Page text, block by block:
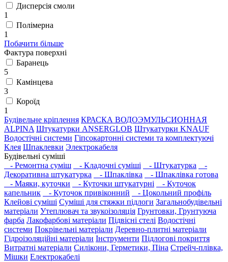
Дисперсія смоли
1
Полімерна
1
Побачити більше
Фактура поверхні
Баранець
5
Камінцева
3
Короїд
1
Будівельне кріплення КРАСКА ВОДОЭМУЛЬСИОННАЯ
ALPINA Штукатурки ANSERGLOB Штукатурки KNAUF
Водостічні системи Гіпсокартонні системи та комплектуючі
Клея Шпаклевки Электрокабеля
Будівельні суміші
- Ремонтна суміш
- Кладочні суміші - Штукатурка
-
Декоративна штукатурка
- Шпаклівка
- Шпаклівка готова
- Маяки, куточки
- Куточки штукатурні
- Куточок
капельник
- Куточок привіконний
- Цокольний профіль
Клейові суміші Суміші для стяжки підлоги Загальнобудівельні
матеріали Утеплювач та звукоізоляція Грунтовки, Грунтуюча
фарба Лакофарбові матеріали Підвісні стелі Водостічні
системи Покрівельні матеріали Деревно-плитні матеріали
Гідроізоляційні матеріали Інструменти Підлогові покриття
Витратні матеріали Силікони, Герметики, Піна Стрейч-плівка,
Мішки Електрокабелі